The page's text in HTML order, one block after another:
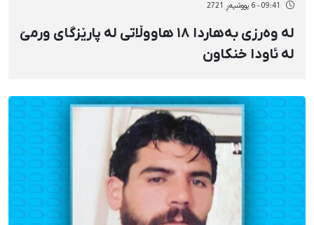
09:41 - 6 پووشپەڕ 2721
لە وەرزی بەهاردا ١٨ هاووڵاتی لە پارێزگای ورمێ
لە ئاودا خنکاون